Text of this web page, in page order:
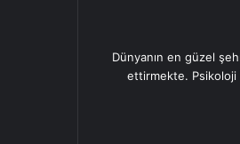
Dünyanın en güzel
ettirmekte. Psikoloji